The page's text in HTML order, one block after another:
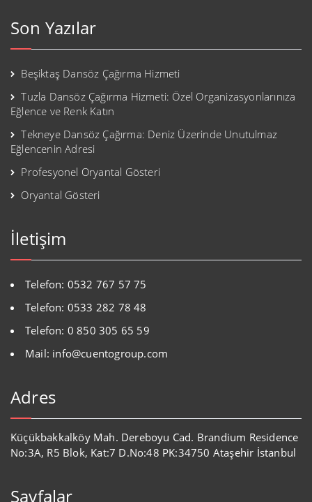
Son Yazılar
Beşiktaş Dansöz Çağırma Hizmeti
Tuzla Dansöz Çağırma Hizmeti: Özel Organizasyonlarınıza
Eğlence ve Renk Katın
Tekneye Dansöz Çağırma: Deniz Üzerinde Unutulmaz
Eğlencenin Adresi
Profesyonel Oryantal Gösteri
Oryantal Gösteri
İletişim
Telefon: 0532 767 57 75
Telefon: 0533 282 78 48
Telefon: 0 850 305 65 59
Mail: info@cuentogroup.com
Adres
Küçükbakkalköy Mah. Dereboyu Cad. Brandium Residence
No:3A, R5 Blok, Kat:7 D.No:48 PK:34750 Ataşehir İstanbul
Sayfalar